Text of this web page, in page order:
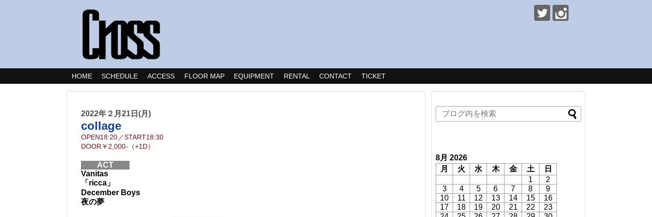
HOME SCHEDULE ACCESS FLOOR MAP EQUIPMENT RENTAL CONTACT TICKET
2022年２月21日(月)
collage
OPEN18:20／START18:30
DOOR ￥2,000-（+1D）
ACT
Vanitas
「ricca」
December Boys
夜の夢
8月 2026
月
火 水 木 金 土
日
1
2
3
4 5 6 7 8
9
10
11 12 13 14 15
16
17
18 19 20 21 22
23